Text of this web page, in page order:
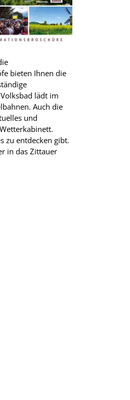
bieten Ihnen die
lädt im
Auch die
und
zu entdecken gibt.
in das Zittauer